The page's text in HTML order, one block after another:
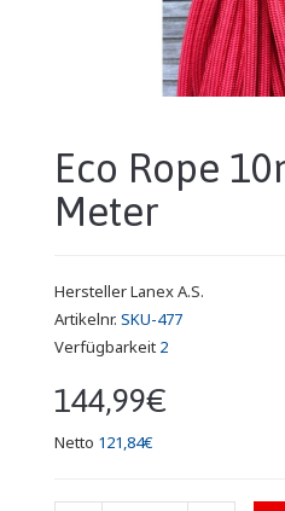
Eco Rope
Meter
HerstellerLanex A.S.
Artikelnr. SKU-477
Verfügbarkeit 2
144,99€
Netto 121,84€